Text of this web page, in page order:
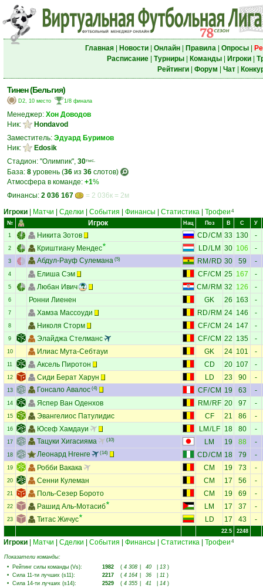
Главная| Новости| Онлайн| Правила| Опросы|
Расписание| Турниры| Команды| Игроки|
Рейтинги| Форум Чат|
Тинен (Бельгия)
D2, 10 место 1/8 финала
Менеджер: Хон Доводов
Ник:
Hondavod
Заместитель: Эдуард Буримов
Ник:
Edosik
Стадион: "Олимпик", 30тыс.
База: 8 уровень (36 из 36 слотов)
Атмосфера в команде: +1%
Финансы: 2 036 167
= 2 036к = 2м
Игроки
Матчи Сделки События Финансы Статистика Трофеи 4
№ Игрок Нац Поз В С У
1 Никита Зотов CD/CM 33 130 -
2 Криштиану Мендес LD/LM 30 106 -
3 Абдул-Рауф Сулемана (5) RM /RD 30 59 -
4 Елиша Сэм CF/CM 25 167 -
5 Любан Ивич CM / RM 32 126 -
6 Ронни Лиенен GK 26 163 -
7 Хамза Массоуди RD/RM 24 146 -
8 Николя Сторм CF/CM 24 147 -
9 Элайджа Стелманс CF/CM 22 135 -
10 Илиас Мута-Себтауи GK 24 101 -
11 Аксель Пиротон CD 20 107 -
12 Сиди Берат Харун LD 23 90 -
13 Гонсало Авалос (4) CF/CM 19 63 -
14 Яспер Ван Оденхов RM /RF 20 97 -
15 Эвангелиос Патулидис CF 21 86 -
16 Юсеф Хамдауи LM /LF 18 80 -
17 Тацуки Хигасияма (10) LM 19 88 -
18 Леонард Нгенге (14) CD/CM 18 79 -
19 Робби Вакака CM 19 73 -
20 Сенни Кулеман CM 17 56 -
21 Поль-Сезер Борото CM 19 69 -
22 Рашид Аль-Мотасиб LM 17 37 -
23 Титас Жичус LD 17 43 -
22.5 2248
Игроки Матчи Сделки События Финансы Статистика Трофеи 4
Показатели команды:
• Рейтинг силы команды (Vs): 1982 ( 4 308 40 13 )
• Сила 11-ти лучших (s11): 2217 ( 4 164 36 11 )
• Сила 14-ти лучших (s14): 2529 ( 4 355 41 14 )